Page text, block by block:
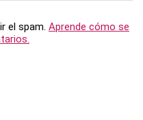
el spam. Aprende cómo se